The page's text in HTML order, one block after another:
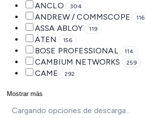
ANCLO 304
ANDREW / COMMSCOPE 116
ASSA ABLOY 119
ATEN 156
BOSE PROFESSIONAL 114
CAMBIUM NETWORKS 259
CAME 292
Mostrar más
Cargando opciones de descarga...